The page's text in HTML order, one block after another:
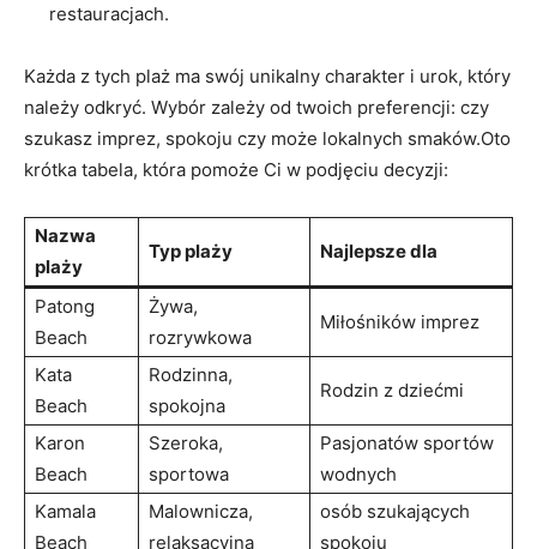
restauracjach.
Każda z tych ⁤plaż ma swój unikalny ⁤charakter ​i urok, który
należy ‌odkryć. ⁣Wybór zależy od twoich preferencji: czy
szukasz imprez, spokoju czy może lokalnych⁣ smaków.Oto
krótka tabela, która pomoże Ci w podjęciu decyzji:
Nazwa
plaży
Typ plaży Najlepsze dla
Patong
Beach
Żywa,
‌rozrywkowa
Miłośników imprez
Kata⁢
Beach
Rodzinna,
spokojna
Rodzin z‍ dziećmi
Karon‌
Beach
Szeroka,⁢
sportowa
Pasjonatów sportów ​
wodnych
Kamala
Beach
Malownicza,
relaksacyjna
osób​ szukających
⁤spokoju